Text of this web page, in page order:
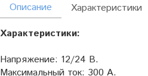
Описание
Характеристики:
Напряжение: 12/24 В.
Максимальный ток: 300 A.
Характеристики